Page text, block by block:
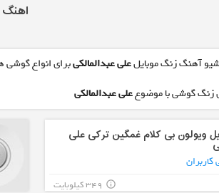
اهنگ
آهنگ زنگ موبایلعلی عبدالمالکیبرای انواع گوشی
زنگ گوشی با موضوععلی عبدالمالکی
ویولون بی کلام غمگین ترکی علی
349 کیلوبایت info_outline